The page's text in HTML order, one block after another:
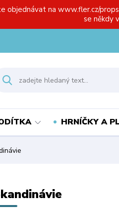
objednávat na www.fler.cz/
se někdy
HRNÍČKY A